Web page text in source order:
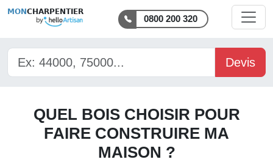
MON CHARPENTIER
0800 200 320
Devis
QUEL BOIS CHOISIR POUR
FAIRE CONSTRUIRE MA
MAISON ?